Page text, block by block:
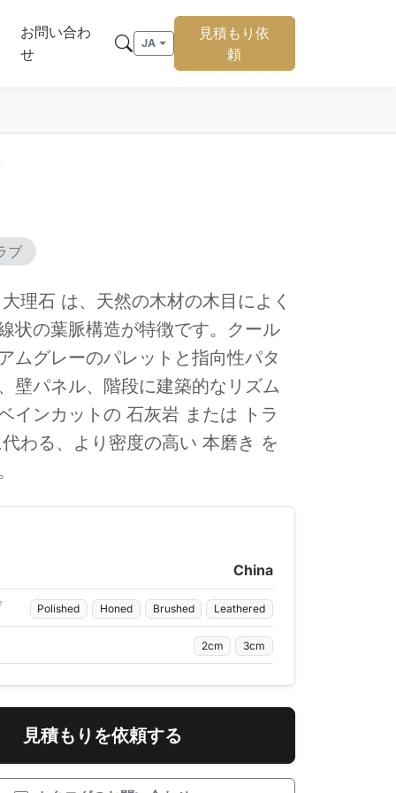
お問い合わ
せ
JA
見積もり依
頼
ブ
理石 は、天然の木材の木目によく
状の葉脈構造が特徴です。クール
ムグレーのパレットと指向性パタ
壁パネル、階段に建築的なリズム
インカットの 石灰岩 または トラ
わる、より密度の高い 本磨き を
China
Polished Honed Brushed Leathered
2cm 3cm
見積もりを依頼する